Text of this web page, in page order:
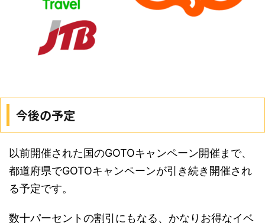
今後の予定
以前開催された国のGOTOキャンペーン開催まで、
都道府県でGOTOキャンペーンが引き続き開催され
る予定です。
数十パーセントの割引にもなる、かなりお得なイベ